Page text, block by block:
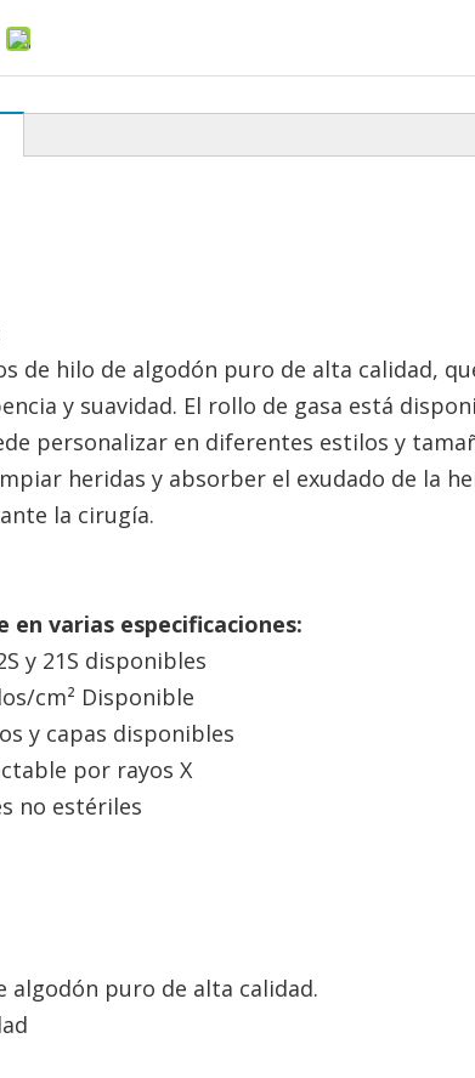
de hilo de algodón puro de alta calidad,
y suavidad. El rollo de gasa está
personalizar en diferentes estilos y
heridas y absorber el exudado de la
la cirugía.
varias especificaciones:
y 21S disponibles
cm² Disponible
y capas disponibles
por rayos X
no estériles
algodón puro de alta calidad.